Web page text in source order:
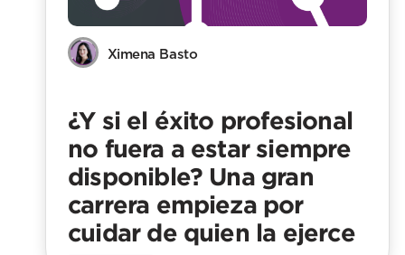
Ximena Basto
¿Y si el éxito profesional
no fuera a estar siempre
disponible? Una gran
carrera empieza por
cuidar de quien la ejerce